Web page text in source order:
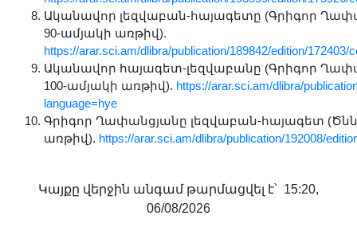
Ականավոր լեզվաբան-հայագետը (Գրիգոր
90-ամյակի առթիվ).
https://arar.sci.am/dlibra/publication/189842/edition/172403/
Ականավոր հայագետ-լեզվաբանը (Գրիգոր
100-ամյակի առթիվ). https://arar.sci.am/dlibra/
language=hye
Գրիգոր Ղափանցյանը լեզվաբան-հայագետ
առթիվ). https://arar.sci.am/dlibra/publication/192008/
Կայքը վերջին անգամ թարմացվել է՝ 15:20,
06/08/2026